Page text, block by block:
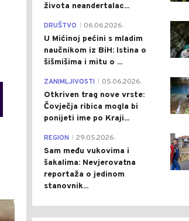
1
života neandertalac...
DRUŠTVO 06.06.2026.
U Mićinoj pećini s mladim
naučnikom iz BiH: Istina o
šišmišima i mitu o ...
ZANIMLJIVOSTI 05.06.2026.
Otkriven trag nove vrste:
Čovječja ribica mogla bi
ponijeti ime po Kraji...
REGION 29.05.2026.
Sam među vukovima i
šakalima: Nevjerovatna
reportaža o jedinom
stanovnik...